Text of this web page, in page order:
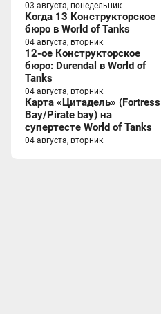
03 августа, понедельник
Когда 13 Конструкторское
бюро в World of Tanks
04 августа, вторник
12-ое Конструкторское
бюро: Durendal в World of
Tanks
04 августа, вторник
Карта «Цитадель» (Fortress
Bay/Pirate bay) на
супертесте World of Tanks
04 августа, вторник